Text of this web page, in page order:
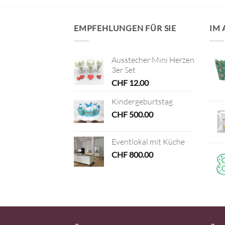
EMPFEHLUNGEN FÜR SIE
Ausstecher Mini Herzen
3er Set
CHF12.00
Kindergeburtstag
CHF500.00
Eventlokal mit Küche
CHF800.00
IM